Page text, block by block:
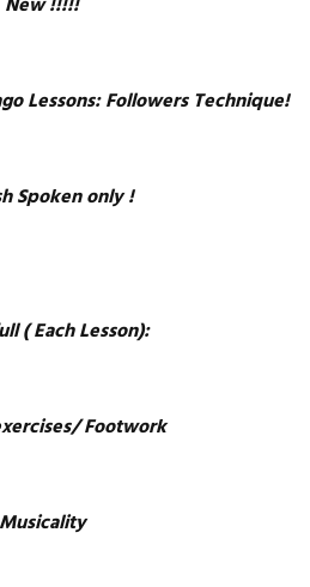
New !!!!!
Lessons: Followers Technique!
Spoken only !
( Each Lesson):
Footwork
Musicality